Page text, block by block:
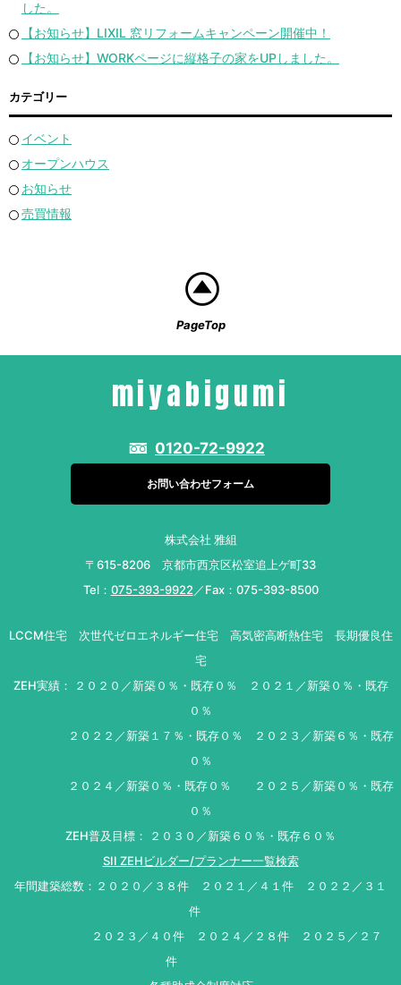
した。
【お知らせ】LIXIL 窓リフォームキャンペーン開催中！
【お知らせ】WORKページに縦格子の家をUPしました。
カテゴリー
イベント
オープンハウス
お知らせ
売買情報
PageTop
miyabigumi
0120-72-9922
お問い合わせフォーム
株式会社 雅組
〒615-8206 京都市西京区松室追上ゲ町33
Tel： 075-393-9922 ／Fax：075-393-8500
LCCM住宅 次世代ゼロエネルギー住宅 高気密高断熱住宅 長期優良住
宅
ZEH実績： ２０２０／新築０％・既存０％ ２０２１／新築０％・既存
０％
２０２２／新築１７％・既存０％ ２０２３／新築６％・既存
０％
２０２４／新築０％・既存０％ ２０２５／新築０％・既存
０％
ZEH普及目標： ２０３０／新築６０％・既存６０％
SII ZEHビルダー/プランナー一覧検索
年間建築総数：２０２０／３８件 ２０２１／４１件 ２０２２／３１
件
２０２３／４０件 ２０２４／２８件 ２０２５／２７
件